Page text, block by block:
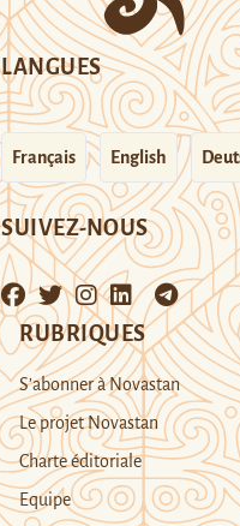
LANGUES
Français English
SUIVEZ-NOUS
RUBRIQUES
S’abonner à Novastan
Le projet Novastan
Charte éditoriale
Equipe